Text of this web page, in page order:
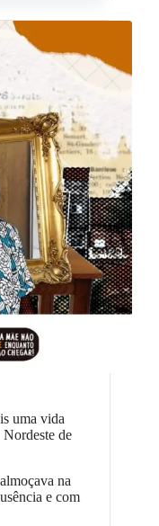
uma vida
de
na
e com